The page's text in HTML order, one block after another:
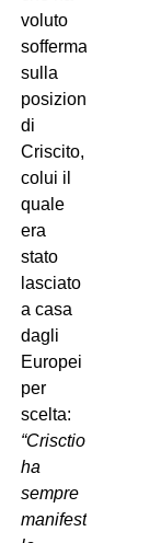
voluto
soffermarsi
sulla
posizione
di
Criscito,
colui il
quale
era
stato
lasciato
a casa
dagli
Europei
per
scelta:
“Crisctio
ha
sempre
manifestato